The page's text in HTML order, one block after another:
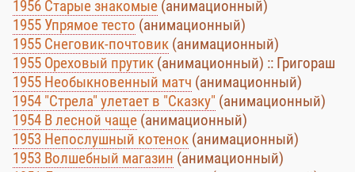
1956 Старые знакомые (анимационный)
1955 Упрямое тесто (анимационный)
1955 Снеговик-почтовик (анимационный)
1955 Ореховый прутик (анимационный) :: Григораш
1955 Необыкновенный матч (анимационный)
1954 "Стрела" улетает в "Сказку" (анимационный)
1954 В лесной чаще (анимационный)
1953 Непослушный котенок (анимационный)
1953 Волшебный магазин (анимационный)